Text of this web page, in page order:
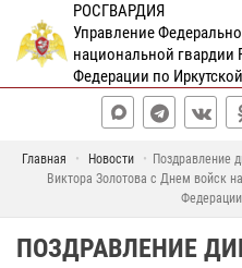
РОСГВАРДИЯ
Управление
национальной гвардии
Федерации по
Главная Новости
Поздравление
Виктора Золотова с Днем войск
ПОЗДРАВЛЕНИЕ